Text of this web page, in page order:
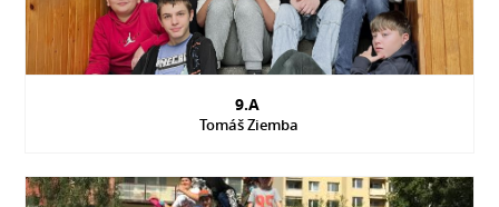
9.A
Tomáš Ziemba